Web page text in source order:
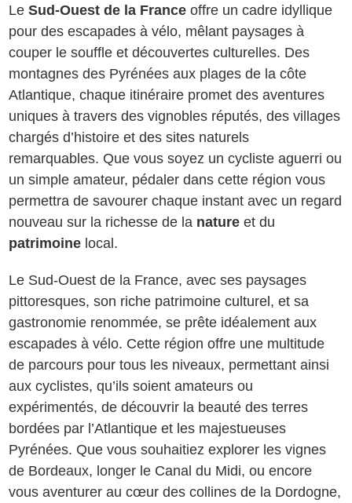
LeSud-Ouest de la France offre un cadre idyllique
pour des escapades à vélo, mêlant paysages à
couper le souffle et découvertes culturelles. Des
montagnes des Pyrénées aux plages de la côte
Atlantique, chaque itinéraire promet des aventures
uniques à travers des vignobles réputés, des villages
chargés d’histoire et des sites naturels
remarquables. Que vous soyez un cycliste aguerri ou
un simple amateur, pédaler dans cette région vous
permettra de savourer chaque instant avec un regard
nouveau sur la richesse de la nature et du
patrimoine local.
Le Sud-Ouest de la France, avec ses paysages
pittoresques, son riche patrimoine culturel, et sa
gastronomie renommée, se prête idéalement aux
escapades à vélo. Cette région offre une multitude
de parcours pour tous les niveaux, permettant ainsi
aux cyclistes, qu’ils soient amateurs ou
expérimentés, de découvrir la beauté des terres
bordées par l’Atlantique et les majestueuses
Pyrénées. Que vous souhaitiez explorer les vignes
de Bordeaux, longer le Canal du Midi, ou encore
vous aventurer au cœur des collines de la Dordogne,